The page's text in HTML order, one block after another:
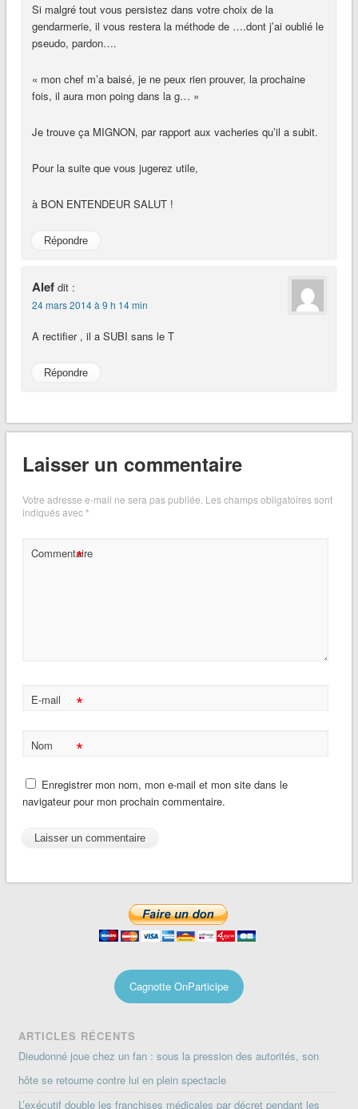
Si malgré tout vous persistez dans votre choix de la
gendarmerie, il vous restera la méthode de ….dont j’ai oublié le
pseudo, pardon….
« mon chef m’a baisé, je ne peux rien prouver, la prochaine
fois, il aura mon poing dans la g… »
Je trouve ça MIGNON, par rapport aux vacheries qu’il a subit.
Pour la suite que vous jugerez utile,
à BON ENTENDEUR SALUT !
Répondre
Alef dit :
24 mars 2014 à 9 h 14 min
A rectifier , il a SUBI sans le T
Répondre
Laisser un commentaire
Votre adresse e-mail ne sera pas publiée. Les champs obligatoires sont
indiqués avec*
Commentaire
*
E-mail *
Nom *
Enregistrer mon nom, mon e-mail et mon site dans le
navigateur pour mon prochain commentaire.
Cagnotte OnParticipe
ARTICLES RÉCENTS
Dieudonné joue chez un fan : sous la pression des autorités, son
hôte se retourne contre lui en plein spectacle
L’exécutif double les franchises médicales par décret pendant les